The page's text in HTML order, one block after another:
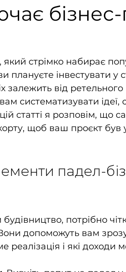
стрімко набирає
плануєте інвестувати у
залежить від
систематизувати ідеї,
статті я розповім, що
щоб ваш проєкт був
падел-
потрібно
допоможуть вам
реалізація і які доходи